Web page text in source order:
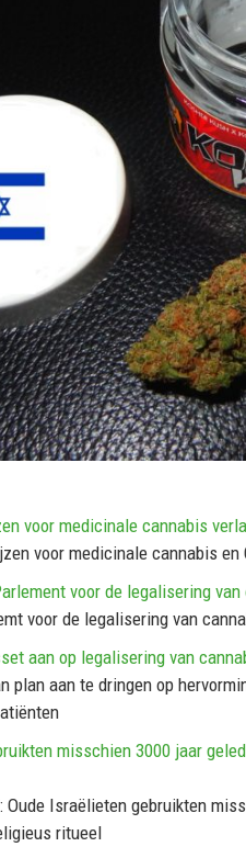
voor medicinale cannabis
voor medicinale cannabis
voor de legalisering
voor de legalisering van
aan op legalisering van
plan aan te dringen op
misschien 3000 jaar
Israëlieten gebruikten
ritueel